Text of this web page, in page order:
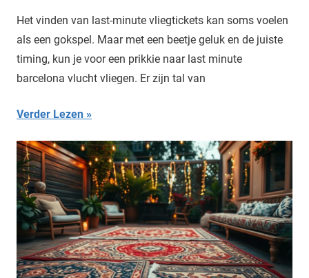
Het vinden van last-minute vliegtickets kan soms voelen
als een gokspel. Maar met een beetje geluk en de juiste
timing, kun je voor een prikkie naar last minute
barcelona vlucht vliegen. Er zijn tal van
Verder Lezen